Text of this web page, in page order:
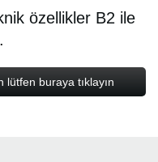
özellikler B2 ile
lütfen buraya tıklayın